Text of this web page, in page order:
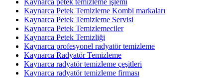
Kaynarca Petek Temizleme Kombi markaları
Kaynarca Petek Temizleme Servisi
Kaynarca Petek Temizlemeciler
Kaynarca Petek Temizliği
Kaynarca profesyonel radyatör temizleme
Kaynarca Radyatör Temizleme
Kaynarca radyatör temizleme çeşitleri
Kaynarca radyatör temizleme firması